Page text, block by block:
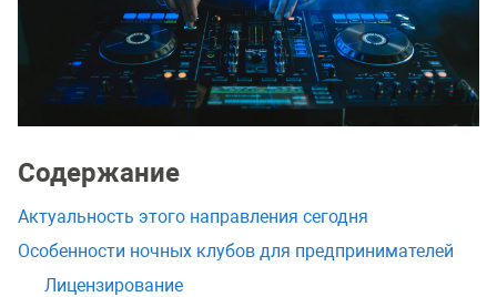
Содержание
Актуальность этого направления сегодня
Особенности ночных клубов для предпринимателей
Лицензирование